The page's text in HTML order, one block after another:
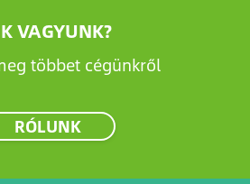
VAGYUNK?
többet cégünkről
RÓLUNK